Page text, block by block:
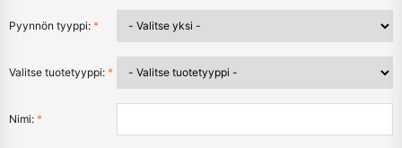
Pyynnön tyyppi: *
Valitse tuotetyyppi: *
Nimi: *